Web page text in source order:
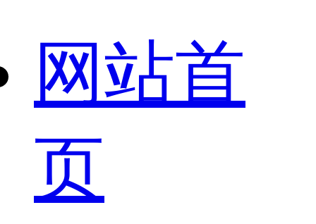
网站首
页